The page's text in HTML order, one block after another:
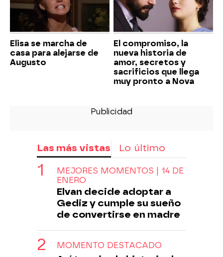
Elisa se marcha de
casa para alejarse de
Augusto
El compromiso, la
nueva historia de
amor, secretos y
sacrificios que llega
muy pronto a Nova
Las más vistas Lo último
MEJORES MOMENTOS | 14 DE
ENERO
Elvan decide adoptar a
Gediz y cumple su sueño
de convertirse en madre
MOMENTO DESTACADO